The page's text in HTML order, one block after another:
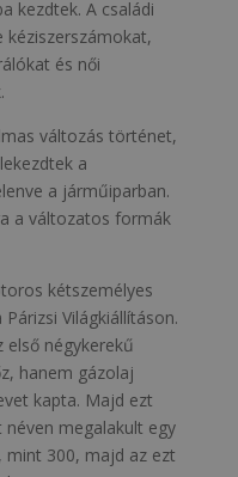
kezdtek. A családi
kéziszerszámokat,
és női
változás történet,
a
a járműiparban.
a változatos formák
kétszemélyes
Világkiállításon.
első négykerekű
hanem gázolaj
kapta. Majd ezt
megalakult egy
mint 300, majd az ezt